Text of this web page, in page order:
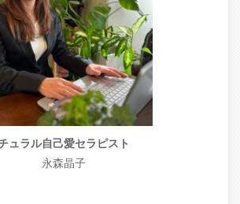
ュラル自己愛セラピスト
永森晶子